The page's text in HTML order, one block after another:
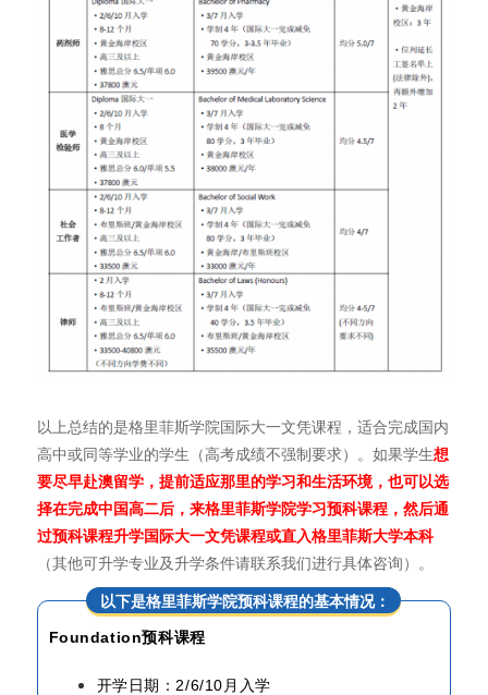
以上总结的是格里菲斯学院国际大一文凭课程，适合完成国内
高中或同等学业的学生（高考成绩不强制要求）。如果学生想
要尽早赴澳留学，提前适应那里的学习和生活环境，也可以选
择在完成中国高二后，来格里菲斯学院学习预科课程，然后通
过预科课程升学国际大一文凭课程或直入格里菲斯大学本科
（其他可升学专业及升学条件请联系我们进行具体咨询）。
以下是格里菲斯学院预科课程的基本情况：
Foundation预科课程
开学日期：2/6/10月入学